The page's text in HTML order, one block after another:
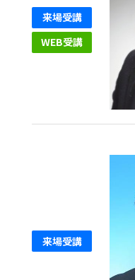
来場受講
WEB受講
来場受講